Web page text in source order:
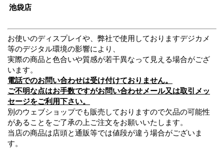
池袋店
お使いのディスプレイや、弊社で使用しておりますデジカメ
等のデジタル環境の影響により、
実際の商品と色合いや質感が若干異なって見える場合がござ
います。
電話でのお問い合わせは受け付けておりません。
ご不明な点はお手数ですがお問い合わせメール又は取引メッ
セージをご利用下さい。
別のウェブショップでも販売しておりますので欠品の可能性
があることをご了承の上ご注文をお願いいたします。
当店の商品は店頭と通販等では値段が違う場合がございま
す。